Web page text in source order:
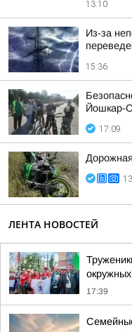
13:10
Из-за
15:36
Йошкар-
17:09
Дорожная
ЛЕНТА НОВОСТЕЙ
17:39